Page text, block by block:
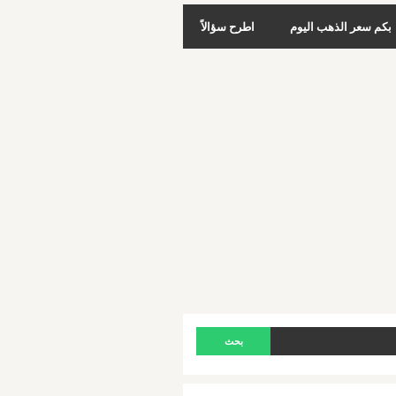
بكم سعر الذهب اليوم اطرح سؤالاً